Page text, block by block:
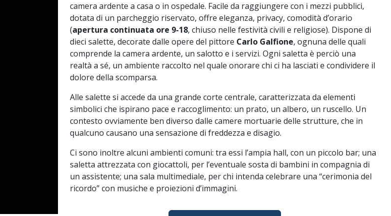
camera ardente a casa o in ospedale. Facile da raggiungere con i mezzi pubblici,
dotata di un parcheggio riservato, offre eleganza, privacy, comodità d’orario
(apertura continuata ore 9-18, chiuso nelle festività civili e religiose). Dispone di
dieci salette, decorate dalle opere del pittore Carlo Galfione, ognuna delle quali
comprende la camera ardente, un salotto e i servizi. Ogni saletta è perciò una
realtà a sé, un ambiente raccolto nel quale onorare chi ci ha lasciati e condividere il
dolore della scomparsa.
Alle salette si accede da una grande corte centrale, caratterizzata da elementi
simbolici che ispirano pace e raccoglimento: un prato, un albero, un ruscello. Un
contesto ovviamente ben diverso dalle camere mortuarie delle strutture, che in
qualcuno causano una sensazione di freddezza e disagio.
Ci sono inoltre alcuni ambienti comuni: tra essi l’ampia hall, con un piccolo bar; una
saletta attrezzata con giocattoli, per l’eventuale sosta di bambini in compagnia di
un assistente; una sala multimediale, per chi intenda celebrare una “cerimonia del
ricordo” con musiche e proiezioni d’immagini.